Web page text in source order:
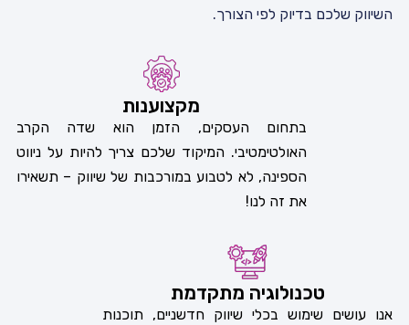
השיווק שלכם בדיוק לפי הצורך.
מקצוענות
בתחום העסקים, הזמן הוא שדה
הקרב
האולטימטיבי. המיקוד שלכם צריך להיות על ניווט
הספינה, לא לטבוע במורכבות של שיווק – תשאירו
את זה לנו!
טכנולוגיה מתקדמת
אנו עושים שימוש בכלי שיווק חדשניים, תוכנות